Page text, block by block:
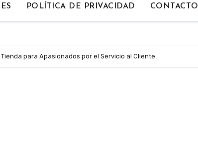
POLÍTICA DE PRIVACIDAD CONTACTO
para Apasionados por el Servicio al Cliente